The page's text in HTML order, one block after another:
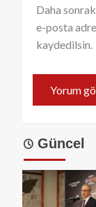
Daha
e-posta
kaydedilsin.
Güncel